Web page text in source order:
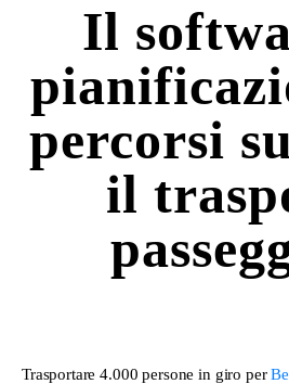
Il
percorsi
il
Trasportare 4.000 persone in giro per